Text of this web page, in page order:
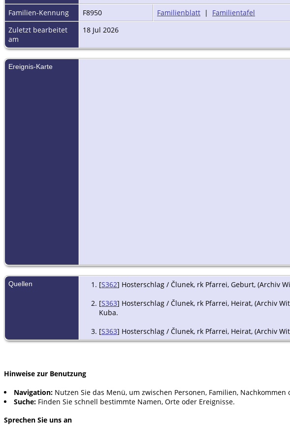
Familien-Kennung
F8950 Familienblatt | Familientafel
Zuletzt bearbeitet
am
18 Jul 2026
Ereignis-Karte
Quellen [S362] Hosterschlag / Člunek, rk Pfarrei, Geburt, (Archiv
[S363] Hosterschlag / Člunek, rk Pfarrei, Heirat, (Archiv
Kuba.
[S363] Hosterschlag / Člunek, rk Pfarrei, Heirat, (Archiv
Hinweise zur Benutzung
Navigation: Nutzen Sie das Menü, um zwischen Personen, Familien,
Suche: Finden Sie schnell bestimmte Namen, Orte oder Ereignisse.
Sprechen Sie uns an